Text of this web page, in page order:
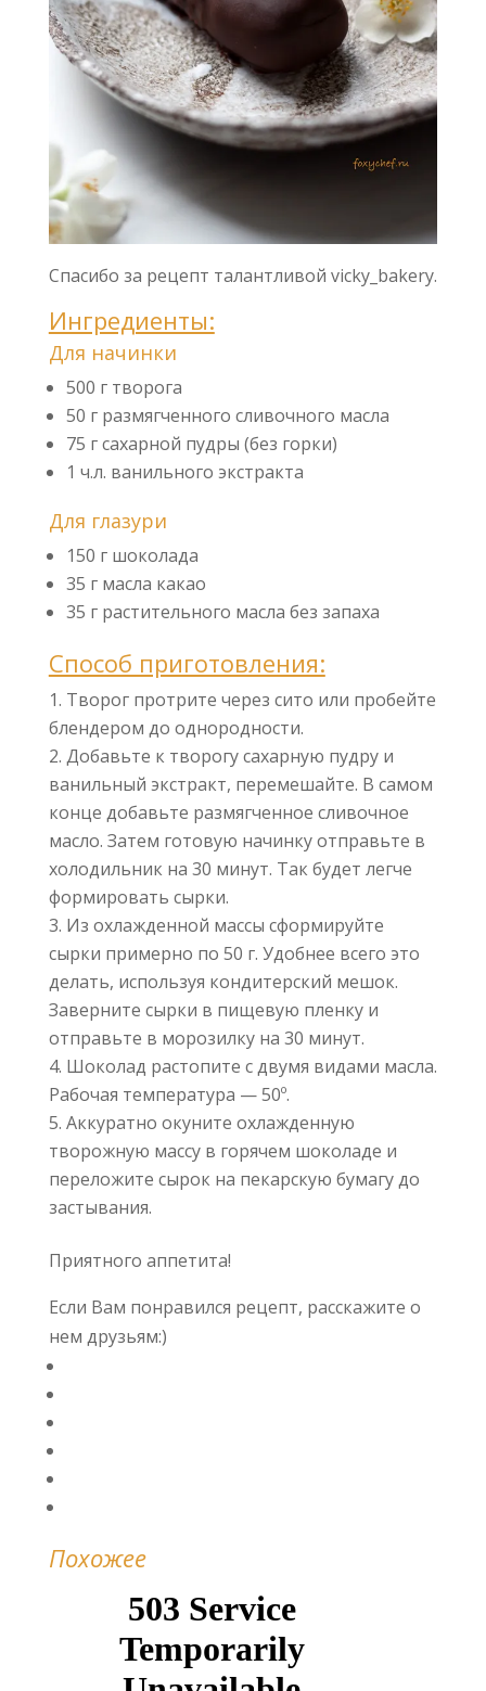
Спасибо за рецепт талантливой vicky_bakery.
Ингредиенты:
Для начинки
500 г творога
50 г размягченного сливочного масла
75 г сахарной пудры (без горки)
1 ч.л. ванильного экстракта
Для глазури
150 г шоколада
35 г масла какао
35 г растительного масла без запаха
Способ приготовления:
Творог протрите через сито или пробейте
блендером до однородности.
Добавьте к творогу сахарную пудру и
ванильный экстракт, перемешайте. В самом
конце добавьте размягченное сливочное
масло. Затем готовую начинку отправьте в
холодильник на 30 минут. Так будет легче
формировать сырки.
Из охлажденной массы сформируйте
сырки примерно по 50 г. Удобнее всего это
делать, используя кондитерский мешок.
Заверните сырки в пищевую пленку и
отправьте в морозилку на 30 минут.
Шоколад растопите с двумя видами масла.
Рабочая температура — 50º.
Аккуратно окуните охлажденную
творожную массу в горячем шоколаде и
переложите сырок на пекарскую бумагу до
застывания.
Приятного аппетита!
Если Вам понравился рецепт, расскажите о
нем друзьям:)
Похожее